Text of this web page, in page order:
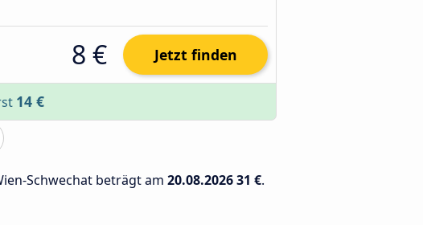
8 € Jetzt finden
14 €
Schwechat beträgt am 20.08.202631 €.